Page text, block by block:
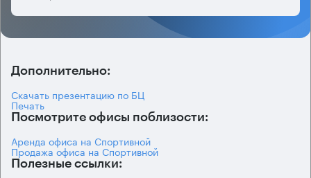
Дополнительно:
Скачать презентацию по БЦ
Печать
Посмотрите офисы поблизости:
Аренда офиса на Спортивной
Продажа офиса на Спортивной
Полезные ссылки: